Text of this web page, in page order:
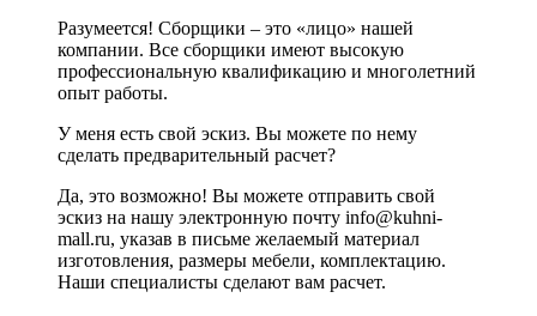
Разумеется! Сборщики – это «лицо» нашей
компании. Все сборщики имеют высокую
профессиональную квалификацию и многолетний
опыт работы.
У меня есть свой эскиз. Вы можете по нему
сделать предварительный расчет?
Да, это возможно! Вы можете отправить свой
эскиз на нашу электронную почту info@kuhni-
mall.ru, указав в письме желаемый материал
изготовления, размеры мебели, комплектацию.
Наши специалисты сделают вам расчет.